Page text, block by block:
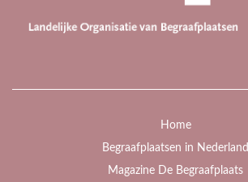
Home
Begraafplaatsen in Nederland
Magazine De Begraafplaats